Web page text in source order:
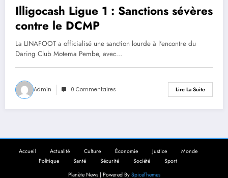
Illigocash Ligue 1 : Sanctions sévères
contre le DCMP
La LINAFOOT a officialisé une sanction lourde à l'encontre du
Daring Club Motema Pembe, avec…
Admin 0 Commentaires Lire La Suite
Accueil Actualité Culture Économie Justice
Monde
Politique
Santé Sécurité Société
Sport
Planète News | Powered By SpiceThemes